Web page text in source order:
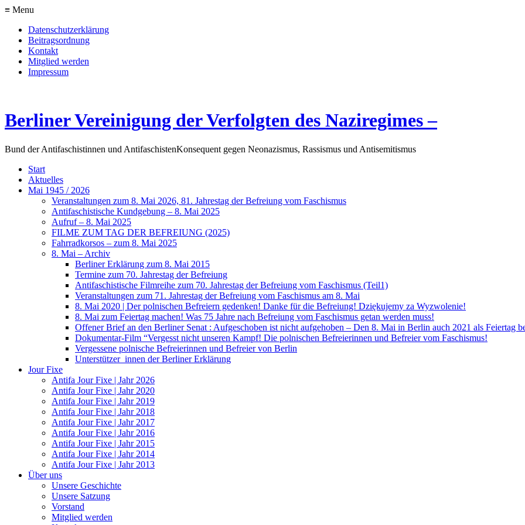
≡ Menu
Datenschutzerklärung
Beitragsordnung
Kontakt
Mitglied werden
Impressum
Berliner Vereinigung der Verfolgten des Naziregimes –
Bund der Antifaschistinnen und AntifaschistenKonsequent gegen Neonazismus, Rassismus und Antisemitismus
Start
Aktuelles
Mai 1945 / 2026
Veranstaltungen zum 8. Mai 2026, 81. Jahrestag der Befreiung vom Faschismus
Antifaschistische Kundgebung – 8. Mai 2025
Aufruf – 8. Mai 2025
FILME ZUM TAG DER BEFREIUNG (2025)
Fahrradkorsos – zum 8. Mai 2025
8. Mai – Archiv
Berliner Erklärung zum 8. Mai 2015
Termine zum 70. Jahrestag der Befreiung
Antifaschistische Filmreihe zum 70. Jahrestag der Befreiung vom Faschismus (Teil1)
Veranstaltungen zum 71. Jahrestag der Befreiung vom Faschismus am 8. Mai
8. Mai 2020 | Der polnischen Befreiern gedenken! Danke für die Befreiung! Dziękujemy za Wyzwolenie!
8. Mai zum Feiertag machen! Was 75 Jahre nach Befreiung vom Faschismus getan werden muss!
Offener Brief an den Berliner Senat : Aufgeschoben ist nicht aufgehoben – Den 8. Mai in Berlin auch 2021 als Feiertag
Dokumentar-Film “Vergesst nicht unseren Kampf! Die polnischen Befreierinnen und Befreier vom Faschismus!
Vergessene polnische Befreierinnen und Befreier von Berlin
Unterstützer_innen der Berliner Erklärung
Jour Fixe
Antifa Jour Fixe | Jahr 2026
Antifa Jour Fixe | Jahr 2020
Antifa Jour Fixe | Jahr 2019
Antifa Jour Fixe | Jahr 2018
Antifa Jour Fixe | Jahr 2017
Antifa Jour Fixe | Jahr 2016
Antifa Jour Fixe | Jahr 2015
Antifa Jour Fixe | Jahr 2014
Antifa Jour Fixe | Jahr 2013
Über uns
Unsere Geschichte
Unsere Satzung
Vorstand
Mitglied werden